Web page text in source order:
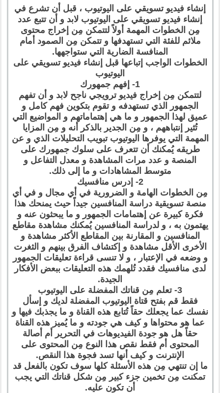
إنشاء فيديو تسويقي على اليوتيوب ، قبل أن تشرع في
إنشاء فيديو تسويقي على اليوتيوب لابد و أن تتبع عدد
مِن الخطوات المهمة أولاً لتتمكن مِن إخراج محتوى
ملائم للفئة التي تستهدفها و تتمكن مِن الصمود أمام
المنافسة الضارية التي ستواجهها.
الخطوات الواجب إتباعها قبل إنشاء فيديو تسويقي على
اليوتيوب
1- إفهم جمهورك
لتتمكن مِن إخراج فيديو ترويجي ناجح لابد و أن تفهم
الجمهور الذي تستهدفه و تقوم بتكوين فهم كامل و
عميق لهذا الجمهور و ما هي إهتماماتهم و المواضيع التي
تُثير إنتباههم ، و مِن الجدير بالذكر أنه و مِن المزايا
المهمة التي يوفرها اليوتيوب تبويب التحليلات الذي و عن
طريقه يُمكنك أن تتعرف على سلوك جمهورك على
المنصة و عدد مرات المشاهدة و معدل التفاعل و
متوسط المشاهادات و ما إلى ذلك.
2- إدرس منافسيك
مِن الخطوات الهامة و الضرورية في أي مجال و في أي
منصة تسويقية دراسة المنافسين جيداً حيث يمنحك هذا
فكرة كبيرة عن إهتمامات الجمهور و ما يبحثون عنه و
يهتمون به ، و لدراسة المنافسين يُمكنك مشاهدة مقاطع
المنافسين و المقارنة بين المقاطع الأكثر مشاهدة و
الأخرى الأقل مشاهدة و إكتشاف الفرق بينهم و الثغرت
و وضعه في الإعتبار ، و لا تنسى قراءة تعليقات الجمهور
لدى منافسيك فقدد تُلهمك هذه التعليقات ببعض الأفكار
الجيدة.
3- تعلم مِن قناتك المفضلة على اليوتيوب
فقط قم بفتح قتاة اليوتيوب المفضلة لديك و إسأل
نفسك عما يجعلك حقاً تُتابع هذه القناة و ما يجذبك فيها و
عما هو محتواها و كيف هي جودته و ما يُميز هذه القناة
حقاً هل هو جودة الفيديوهات في التحرير أم أصالة
المحتوى أم فقط نقص هذا النوع مِن المحتوى على
الإنترنت و كيف أنها تسد فجوة هذا النقص.
ما إن تنتهي مِن هذه الأسئلة كلها سوف تكون بالفعل قد
تمكنت مِن تخمين جزء كبير مِن شكل قناتك التي يجب
أن تكون عليه.